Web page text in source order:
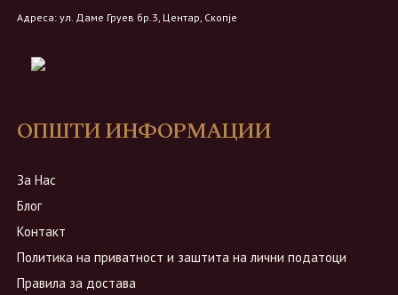
Адреса: ул. Даме Груев бр.3, Центар, Скопје
ОПШТИ ИНФОРМАЦИИ
За Нас
Блог
Контакт
Политика на приватност и заштита на лични податоци
Правила за достава